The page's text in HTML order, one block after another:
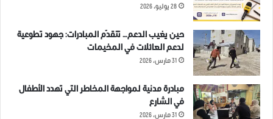
28 يوليو، 2026
حين يغيب الدعم… تتقدّم المبادرات: جهود تطوعية
لدعم العائلات في المخيمات
31 مارس، 2026
مبادرة مدنية لمواجهة المخاطر التي تهدد الأطفال
في الشارع
31 مارس، 2026